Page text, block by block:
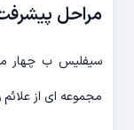
مراحل
سیفلیس ب چهار
مجموعه ای از